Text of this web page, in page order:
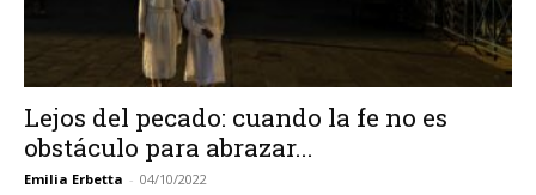
Lejos del pecado: cuando la fe no es
obstáculo para abrazar...
Emilia Erbetta - 04/10/2022